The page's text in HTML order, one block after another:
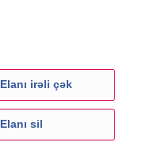
Elanı irəli çək
Elanı sil